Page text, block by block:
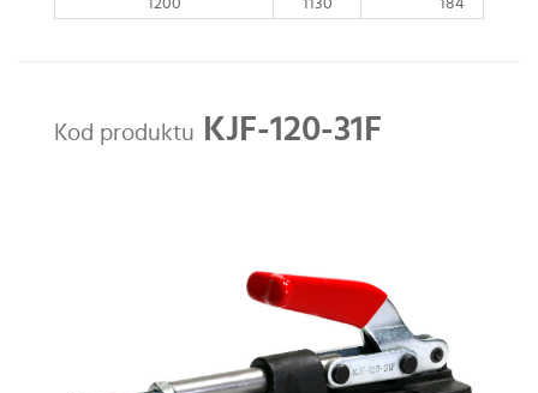
1200 1130 184
Kod produktu KJF-120-31F